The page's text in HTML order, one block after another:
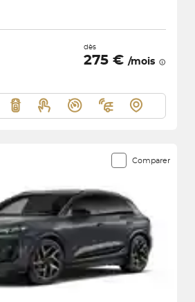
dès
275 € /mois
Comparer